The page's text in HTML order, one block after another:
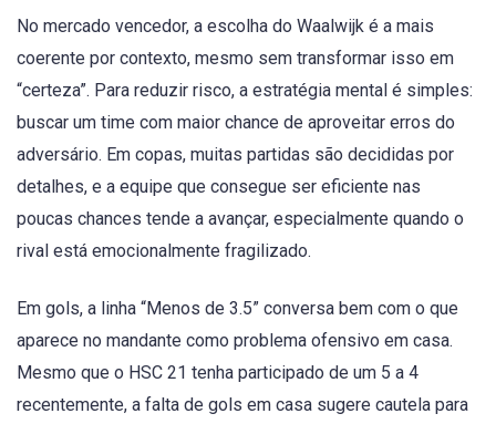
No mercado vencedor, a escolha do Waalwijk é a mais
coerente por contexto, mesmo sem transformar isso em
“certeza”. Para reduzir risco, a estratégia mental é simples:
buscar um time com maior chance de aproveitar erros do
adversário. Em copas, muitas partidas são decididas por
detalhes, e a equipe que consegue ser eficiente nas
poucas chances tende a avançar, especialmente quando o
rival está emocionalmente fragilizado.
Em gols, a linha “Menos de 3.5” conversa bem com o que
aparece no mandante como problema ofensivo em casa.
Mesmo que o HSC 21 tenha participado de um 5 a 4
recentemente, a falta de gols em casa sugere cautela para